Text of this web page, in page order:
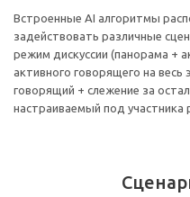
Встроенные AI алгоритмы
задействовать различные
режим дискуссии (панорама +
активного говорящего на
говорящий + слежение за
настраиваемый под участника